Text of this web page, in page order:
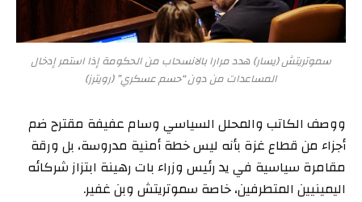
سموتريتش (يسار) هدد مرارا بالانسحاب من الحكومة إذا استمر إدخال
المساعدات من دون “حسم عسكري” (رويترز)
ووصف الكاتب والمحلل السياسي وسام عفيفة مقترح ضم
أجزاء من قطاع غزة بأنه ليس خطة أمنية مدروسة، بل ورقة
مقامرة سياسية في يد رئيس وزراء بات رهينة ابتزاز شركائه
اليمينيين المتطرفين، خاصة سموتريتش وبن غفير.